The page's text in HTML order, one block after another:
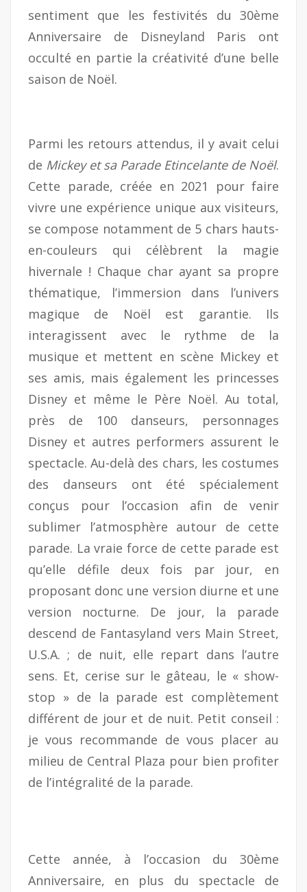
sentiment que les festivités du 30ème
Anniversaire de Disneyland Paris ont
occulté en partie la créativité d’une belle
saison de Noël.
Parmi les retours attendus, il y avait celui
de Mickey et sa Parade Etincelante de Noël.
Cette parade, créée en 2021 pour faire
vivre une expérience unique aux visiteurs,
se compose notamment de 5 chars hauts-
en-couleurs qui célèbrent la magie
hivernale ! Chaque char ayant sa propre
thématique, l’immersion dans l’univers
magique de Noël est garantie. Ils
interagissent avec le rythme de la
musique et mettent en scène Mickey et
ses amis, mais également les princesses
Disney et même le Père Noël. Au total,
près de 100 danseurs, personnages
Disney et autres performers assurent le
spectacle. Au-delà des chars, les costumes
des danseurs ont été spécialement
conçus pour l’occasion afin de venir
sublimer l’atmosphère autour de cette
parade. La vraie force de cette parade est
qu’elle défile deux fois par jour, en
proposant donc une version diurne et une
version nocturne. De jour, la parade
descend de Fantasyland vers Main Street,
U.S.A. ; de nuit, elle repart dans l’autre
sens. Et, cerise sur le gâteau, le « show-
stop » de la parade est complètement
différent de jour et de nuit. Petit conseil :
je vous recommande de vous placer au
milieu de Central Plaza pour bien profiter
de l’intégralité de la parade.
Cette année, à l’occasion du 30ème
Anniversaire, en plus du spectacle de